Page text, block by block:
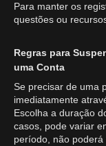
Para manter os
questões ou
Regras para
uma Conta
Se precisar de uma
imediatamente
Escolha a duração
casos, pode variar
período, não